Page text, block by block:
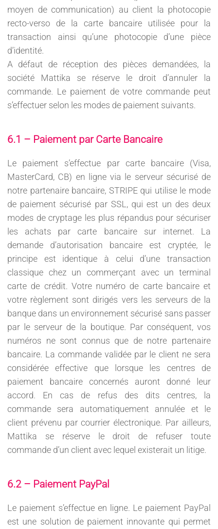
moyen de communication) au client la photocopie
recto-verso de la carte bancaire utilisée pour la
transaction ainsi qu’une photocopie d’une pièce
d’identité.
A défaut de réception des pièces demandées, la
société Mattika se réserve le droit d’annuler la
commande. Le paiement de votre commande peut
s’effectuer selon les modes de paiement suivants.
6.1 – Paiement par Carte Bancaire
Le paiement s’effectue par carte bancaire (Visa,
MasterCard, CB) en ligne via le serveur sécurisé de
notre partenaire bancaire, STRIPE qui utilise le mode
de paiement sécurisé par SSL, qui est un des deux
modes de cryptage les plus répandus pour sécuriser
les achats par carte bancaire sur internet. La
demande d’autorisation bancaire est cryptée, le
principe est identique à celui d’une transaction
classique chez un commerçant avec un terminal
carte de crédit. Votre numéro de carte bancaire et
votre règlement sont dirigés vers les serveurs de la
banque dans un environnement sécurisé sans passer
par le serveur de la boutique. Par conséquent, vos
numéros ne sont connus que de notre partenaire
bancaire. La commande validée par le client ne sera
considérée effective que lorsque les centres de
paiement bancaire concernés auront donné leur
accord. En cas de refus des dits centres, la
commande sera automatiquement annulée et le
client prévenu par courrier électronique. Par ailleurs,
Mattika se réserve le droit de refuser toute
commande d’un client avec lequel existerait un litige.
6.2 – Paiement PayPal
Le paiement s’effectue en ligne. Le paiement PayPal
est une solution de paiement innovante qui permet